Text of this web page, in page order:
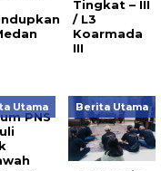
Tingkat – III
/ L3
Koarmada
III
Utama
PNS
Berita Utama